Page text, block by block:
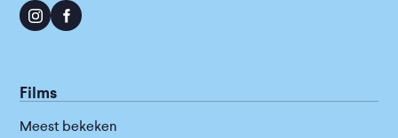
Films
Meest bekeken